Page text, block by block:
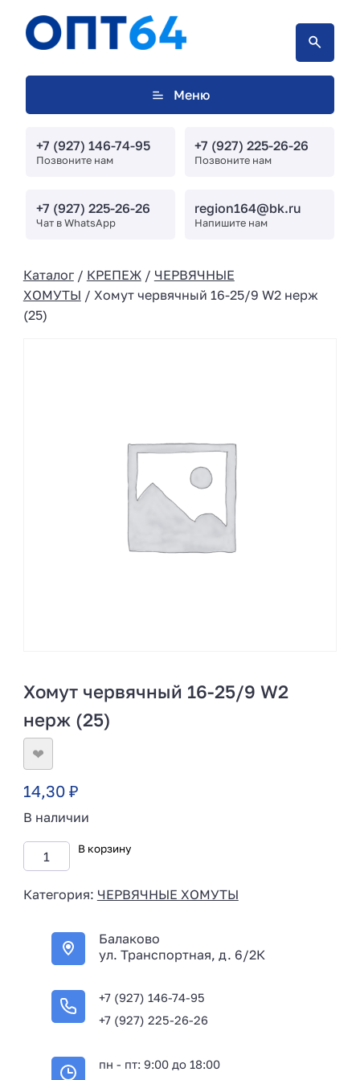
Меню
+7 (927) 146-74-95
Позвоните нам
+7 (927) 225-26-26
Позвоните нам
+7 (927) 225-26-26
Чат в WhatsApp
region164@bk.ru
Напишите нам
Каталог/ КРЕПЕЖ/ ЧЕРВЯЧНЫЕ
ХОМУТЫ / Хомут червячный 16-25/9 W2 нерж
(25)
Хомут червячный 16-25/9 W2
нерж (25)
❤
14,30 ₽
В наличии
В корзину
Категория: ЧЕРВЯЧНЫЕ ХОМУТЫ
Балаково
ул. Транспортная, д. 6/2К
+7 (927) 146-74-95
+7 (927) 225-26-26
пн - пт: 9:00 до 18:00